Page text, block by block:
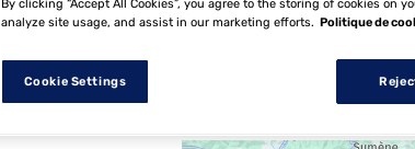
11 Top Garage à
By clicking “Accept All Cookies”, you agree to the storing of cookies on
analyze site usage, and assist in our marketing efforts. Politique de
Cookie Settings